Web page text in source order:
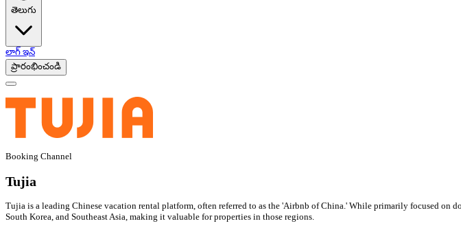
తెలుగు
లాగ్ ఇన్
ప్రారంభించండి
Booking Channel
Tujia
Tujia is a leading Chinese vacation rental platform, often referred to as the 'Airbnb of China.' While primarily focused
South Korea, and Southeast Asia, making it valuable for properties in those regions.